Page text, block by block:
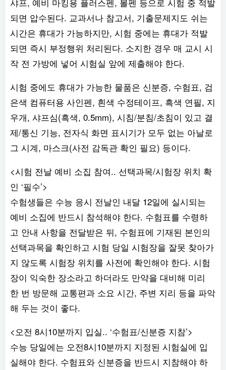
되면 압수된다. 교과서나 참고서, 기출문제지도 쉬는
시간은 휴대가 가능하지만, 시험 중에는 휴대가 적발
되면 즉시 부정행위 처리된다. 소지한 경우 매 교시 시
작 전 가방에 넣어 시험실 앞에 제출해야 한다.
시험 중에도 휴대가 가능한 물품은 신분증, 수험표, 검
은색 컴퓨터용 사인펜, 흰색 수정테이프, 흑색 연필, 지
우개, 샤프심(흑색, 0.5mm), 시침/분침/초침이 있고 결
제/통신 기능, 전자식 화면 표시기가 모두 없는 아날로
그 시계, 마스크(사전 감독관 확인 필요) 등이다.
<시험 전날 예비 소집 참여.. 선택과목/시험장 위치 확
인 ‘필수’>
수험생들은 수능 응시 전날인 내달 12일에 실시되는
예비 소집에 반드시 참석해야 한다. 수험표를 수령하
고 안내 사항을 전달받은 뒤, 수험표에 기재된 본인의
선택과목을 확인하고 시험 당일 시험장을 잘못 찾아가
지 않도록 시험장 위치를 사전에 확인해야 한다. 시험
장이 익숙한 장소라고 하더라도 만약을 대비해 미리
한 번 방문해 교통편과 소요 시간, 주변 지리 등을 파악
해 두는 것이 좋다.
<오전 8시10분까지 입실.. ‘수험표/신분증 지참’>
수능 당일에는 오전8시10분까지 지정된 시험실에 입
실해야 한다. 수험표와 신분증을 반드시 지참해야 하